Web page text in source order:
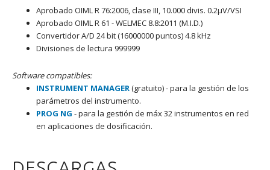
Aprobado OIML R 76:2006, clase III, 10.000 divis. 0.2μV/VSI
Aprobado OIML R 61 - WELMEC 8.8:2011 (M.I.D.)
Convertidor A/D 24 bit (16000000 puntos) 4.8 kHz
Divisiones de lectura 999999
Software compatibles:
INSTRUMENT MANAGER(gratuito) - para la gestión de los
parámetros del instrumento.
PROG NG - para la gestión de máx 32 instrumentos en red
en aplicaciones de dosificación.